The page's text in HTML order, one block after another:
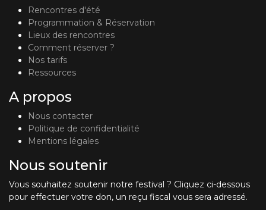
Rencontres d'été
Programmation & Réservation
Lieux des rencontres
Comment réserver ?
Nos tarifs
Ressources
A propos
Nous contacter
Politique de confidentialité
Mentions légales
Nous soutenir
Vous souhaitez soutenir notre festival ? Cliquez ci-dessous
pour effectuer votre don, un reçu fiscal vous sera adressé.